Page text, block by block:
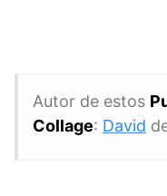
Autor de estos
Collage: David